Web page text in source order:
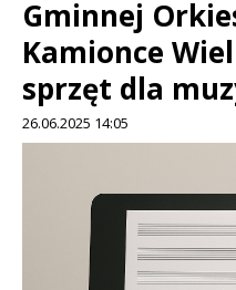
Gminnej
Kamionce
sprzęt dla
26.06.2025 14:05